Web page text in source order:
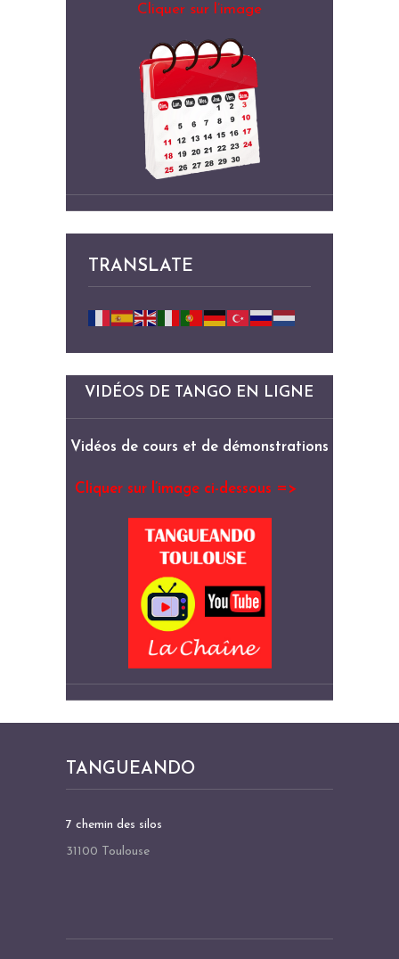
Cliquer sur l’image
TRANSLATE
VIDÉOS DE TANGO EN LIGNE
Vidéos de cours et de démonstrations
Cliquer sur l’image ci-dessous =>
TANGUEANDO
7 chemin des silos
31100 Toulouse